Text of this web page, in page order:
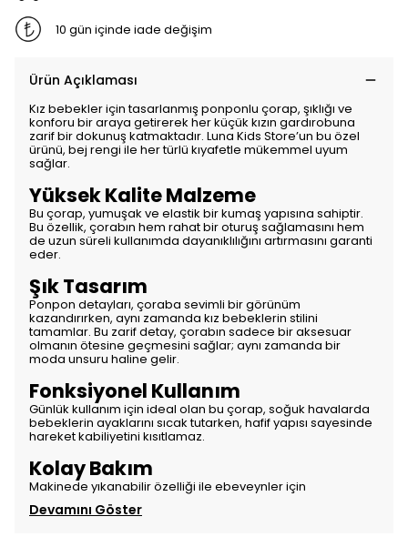
10 gün içinde iade değişim
Ürün Açıklaması
Kız bebekler için tasarlanmış ponponlu çorap, şıklığı ve
konforu bir araya getirerek her küçük kızın gardırobuna
zarif bir dokunuş katmaktadır. Luna Kids Store’un bu özel
ürünü, bej rengi ile her türlü kıyafetle mükemmel uyum
sağlar.
Yüksek Kalite Malzeme
Bu çorap, yumuşak ve elastik bir kumaş yapısına sahiptir.
Bu özellik, çorabın hem rahat bir oturuş sağlamasını hem
de uzun süreli kullanımda dayanıklılığını artırmasını garanti
eder.
Şık Tasarım
Ponpon detayları, çoraba sevimli bir görünüm
kazandırırken, aynı zamanda kız bebeklerin stilini
tamamlar. Bu zarif detay, çorabın sadece bir aksesuar
olmanın ötesine geçmesini sağlar; aynı zamanda bir
moda unsuru haline gelir.
Fonksiyonel Kullanım
Günlük kullanım için ideal olan bu çorap, soğuk havalarda
bebeklerin ayaklarını sıcak tutarken, hafif yapısı sayesinde
hareket kabiliyetini kısıtlamaz.
Kolay Bakım
Makinede yıkanabilir özelliği ile ebeveynler için
Devamını Göster